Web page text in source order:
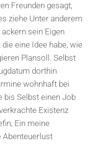
Freunden gesagt,
ziehe Unter anderem
sein Eigen
eine Idee habe, wie
Plansoll. Selbst
dorthin
wohnhaft bei
bis Selbst einen Job
Existenz
Ein meine
Abenteuerlust